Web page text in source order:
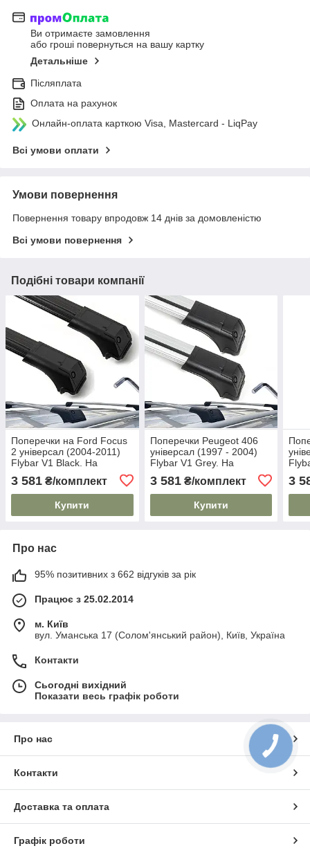
Ви отримаєте замовлення
або гроші повернуться на вашу картку
Детальніше
Післяплата
Оплата на рахунок
Онлайн-оплата карткою Visa, Mastercard - LiqPay
Всі умови оплати
Умови повернення
Повернення товару впродовж 14 днів за домовленістю
Всі умови повернення
Подібні товари компанії
Поперечки на Ford Focus
2 універсал (2004-2011)
Flybar V1 Black. На
стандартні рейлінги. Без
замка. Чорні
3 581 ₴/комплект
Купити
Поперечки Peugeot 406
універсал (1997 - 2004)
Flybar V1 Grey. На
стандартні рейлінги. Без
замка. Сірі
3 581₴/комплект
Купити
3
Про нас
95% позитивних з 662 відгуків за рік
Працює з 25.02.2014
м. Київ
вул. Уманська 17 (Солом'янський район), Київ, Україна
Контакти
Сьогодні вихідний
Показати весь графік роботи
Про нас
Контакти
Доставка та оплата
Графік роботи